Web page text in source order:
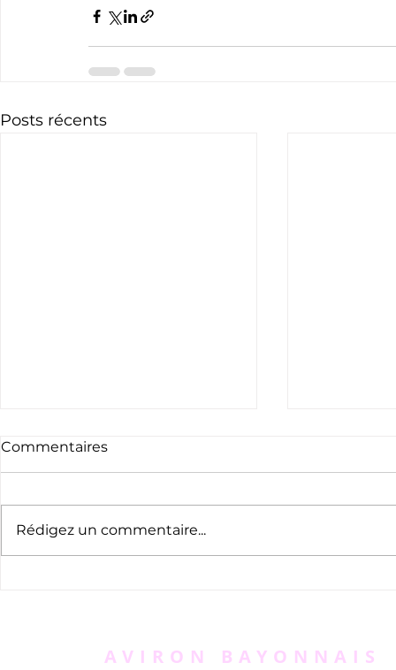
Posts récents
Commentaires
Rédigez un commentaire...
AVIRON BAYONNAIS